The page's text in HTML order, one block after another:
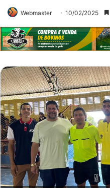
Webmaster 10/02/2025